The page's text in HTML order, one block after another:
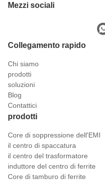
Mezzi sociali
Collegamento rapido
Chi siamo
prodotti
soluzioni
Blog
Contattici
prodotti
Core di soppressione dell'EMI
il centro di spaccatura
il centro del trasformatore
induttore del centro di ferrite
Core di tamburo di ferrite